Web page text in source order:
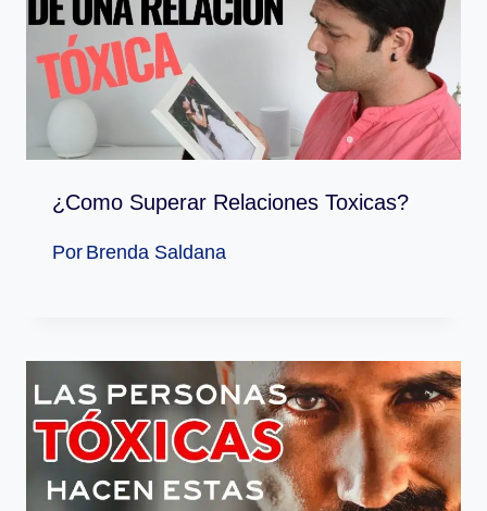
¿Como Superar Relaciones Toxicas?
Por Brenda Saldana